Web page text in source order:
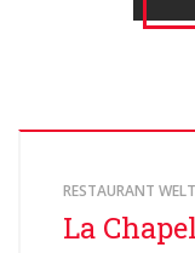
RESTAURANT
La